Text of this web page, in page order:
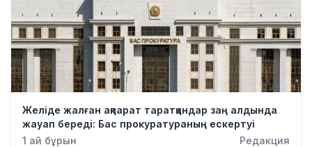
Желіде жалған ақпарат таратқандар заң алдында
жауап береді: Бас прокуратураның ескертуі
1 ай бұрын
Редакция